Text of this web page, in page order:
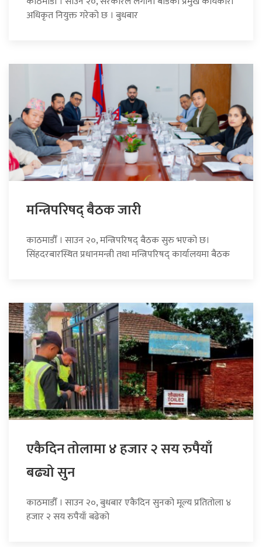
अधिकृत नियुक्त गरेको छ । बुधबार
मन्त्रिपरिषद् बैठक जारी
काठमाडौँ । साउन २०, मन्त्रिपरिषद् बैठक सुरु भएको छ।
सिंहदरबारस्थित प्रधानमन्त्री तथा मन्त्रिपरिषद् कार्यालयमा बैठक
एकैदिन तोलामा ४ हजार २ सय रुपैयाँ
बढ्यो सुन
काठमाडौँ । साउन २०, बुधबार एकैदिन सुनको मूल्य प्रतितोला ४
हजार २ सय रुपैयाँ बढेको